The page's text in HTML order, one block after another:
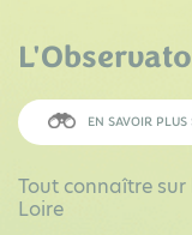
EN SAVOIR PLUS
Tout connaître
Loire